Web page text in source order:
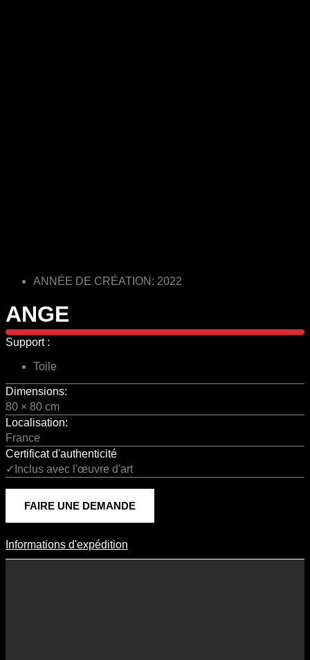
ANNÉE DE CRÉATION: 2022
ANGE
Support :
Toile
Dimensions:
80 × 80 cm
Localisation:
France
Certificat d'authenticité
✓Inclus avec l'œuvre d'art
FAIRE UNE DEMANDE
Informations D'expédition
Informations d'expédition